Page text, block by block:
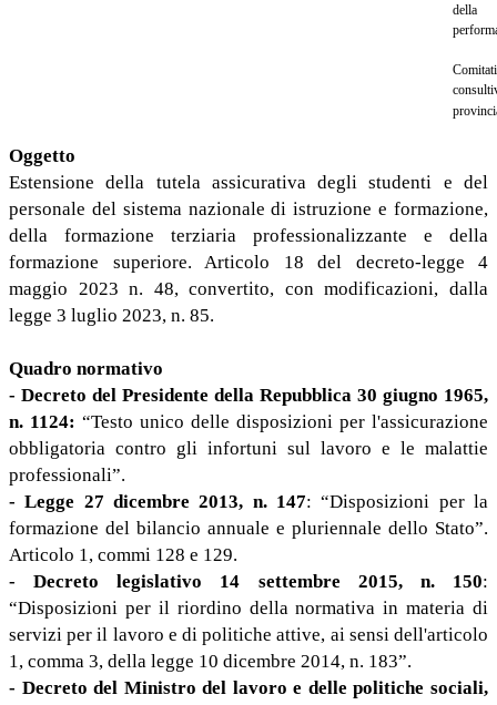
della
Comitati
Oggetto
Estensione della tutela assicurativa degli studenti e del
personale del sistema nazionale di istruzione e formazione,
della formazione terziaria professionalizzante e della
formazione superiore. Articolo 18 del decreto-legge 4
maggio 2023 n. 48, convertito, con modificazioni, dalla
legge 3 luglio 2023, n. 85.
Quadro normativo
- Decreto del Presidente della Repubblica 30 giugno 1965,
n. 1124: “Testo unico delle disposizioni per l'assicurazione
obbligatoria contro gli infortuni sul lavoro e le malattie
professionali”.
- Legge 27 dicembre 2013, n. 147: “Disposizioni per la
formazione del bilancio annuale e pluriennale dello Stato”.
Articolo 1, commi 128 e 129.
- Decreto legislativo 14 settembre 2015, n. 150:
“Disposizioni per il riordino della normativa in materia di
servizi per il lavoro e di politiche attive, ai sensi dell'articolo
1, comma 3, della legge 10 dicembre 2014, n. 183”.
- Decreto del Ministro del lavoro e delle politiche sociali,